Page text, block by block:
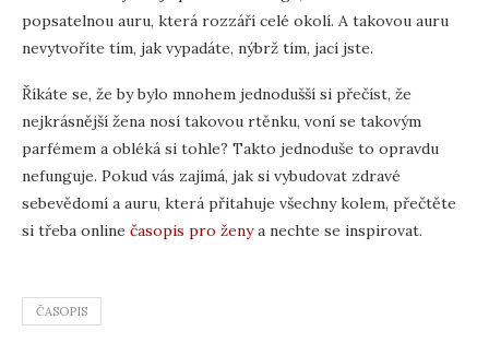
popsatelnou auru, která rozzáří celé okolí. A takovou auru
nevytvoříte tím, jak vypadáte, nýbrž tím, jací jste.
Říkáte se, že by bylo mnohem jednodušší si přečíst, že
nejkrásnější žena nosí takovou rtěnku, voní se takovým
parfémem a obléká si tohle? Takto jednoduše to opravdu
nefunguje. Pokud vás zajímá, jak si vybudovat zdravé
sebevědomí a auru, která přitahuje všechny kolem, přečtěte
si třeba online časopis pro ženya nechte se inspirovat.
ČASOPIS